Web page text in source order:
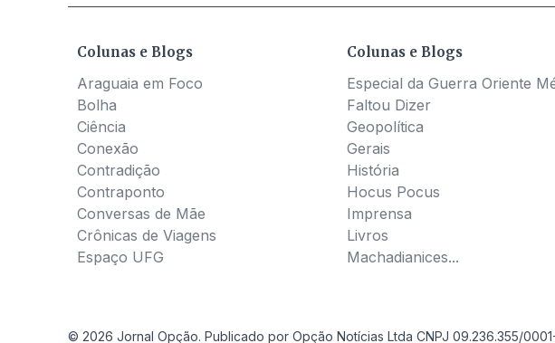
Colunas e Blogs
Araguaia em Foco
Bolha
Ciência
Conexão
Contradição
Contraponto
Conversas de Mãe
Crônicas de Viagens
Espaço UFG
Colunas e Blogs
Especial da Guerra Oriente
Faltou Dizer
Geopolítica
Gerais
História
Hocus Pocus
Imprensa
Livros
Machadianices...
© 2026 Jornal Opção. Publicado por Opção Notícias Ltda CNPJ 09.236.355/